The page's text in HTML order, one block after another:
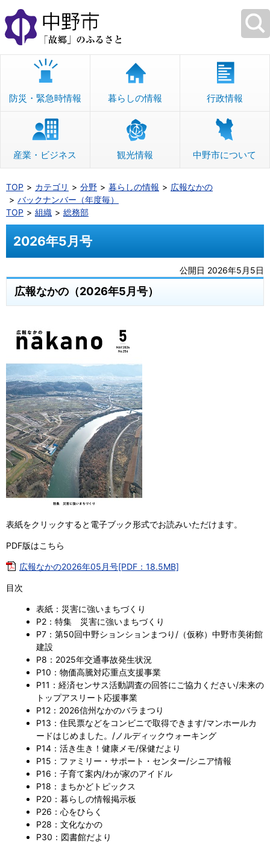
本
文
へ
移
防災・緊急時情報 暮らしの情報 行政情報
産業・ビジネス 観光情報 中野市について
TOP カテゴリ 分野 暮らしの情報
広報なかの
バックナンバー（年度毎）
TOP
組織 総務部
2026年5月号
公開日 2026年5月5日
広報なかの（2026年5月号）
表紙をクリックすると電子ブック形式でお読みいただけます。
PDF版はこちら
広報なかの2026年05月号[PDF：18.5MB]
目次
表紙：災害に強いまちづくり
P2：特集 災害に強いまちづくり
P7：第50回中野ションションまつり/（仮称）中野市美術館
建設
P8：2025年交通事故発生状況
P10：物価高騰対応重点支援事業
P11：経済センサス活動調査の回答にご協力ください/未来の
トップアスリート応援事業
P12：2026信州なかのバラまつり
P13：住民票などをコンビニで取得できます/マンホールカ
ードはじめました。/ノルディックウォーキング
P14：活き生き！健康メモ/保健だより
P15：ファミリー・サポート・センター/シニア情報
P16：子育て案内/わが家のアイドル
P18：まちかどトピックス
P20：暮らしの情報掲示板
P26：心をひらく
P28：文化なかの
P30：図書館だより